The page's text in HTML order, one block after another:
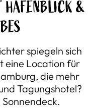
HAFENBLICK &
spiegeln sich
eine Location für
die mehr
Tagungshotel?